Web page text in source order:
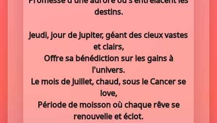
destins.
Jeudi, jour de Jupiter, géant des cieux vastes
et clairs,
Offre sa bénédiction sur les gains à
l'univers.
Le mois de Juillet, chaud, sous le Cancer se
love,
Période de moisson où chaque rêve se
renouvelle et éclot.